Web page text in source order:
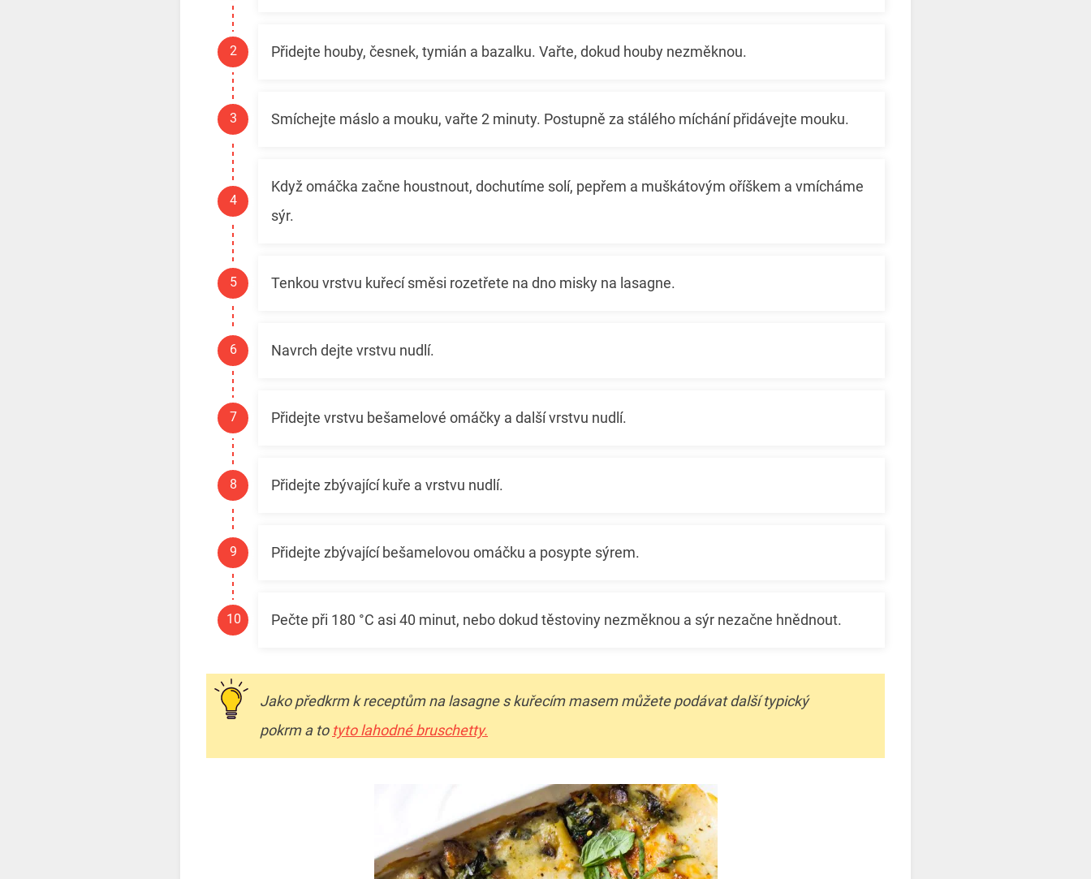
Přidejte houby, česnek, tymián a bazalku. Vařte, dokud houby nezměknou.
Smíchejte máslo a mouku, vařte 2 minuty. Postupně za stálého míchání přidávejte mouku.
Když omáčka začne houstnout, dochutíme solí, pepřem a muškátovým oříškem a vmícháme
sýr.
Tenkou vrstvu kuřecí směsi rozetřete na dno misky na lasagne.
Navrch dejte vrstvu nudlí.
Přidejte vrstvu bešamelové omáčky a další vrstvu nudlí.
Přidejte zbývající kuře a vrstvu nudlí.
Přidejte zbývající bešamelovou omáčku a posypte sýrem.
Pečte při 180 °C asi 40 minut, nebo dokud těstoviny nezměknou a sýr nezačne hnědnout.
Jako předkrm k receptům na lasagne s kuřecím masem můžete podávat další typický
pokrm a to tyto lahodné bruschetty.